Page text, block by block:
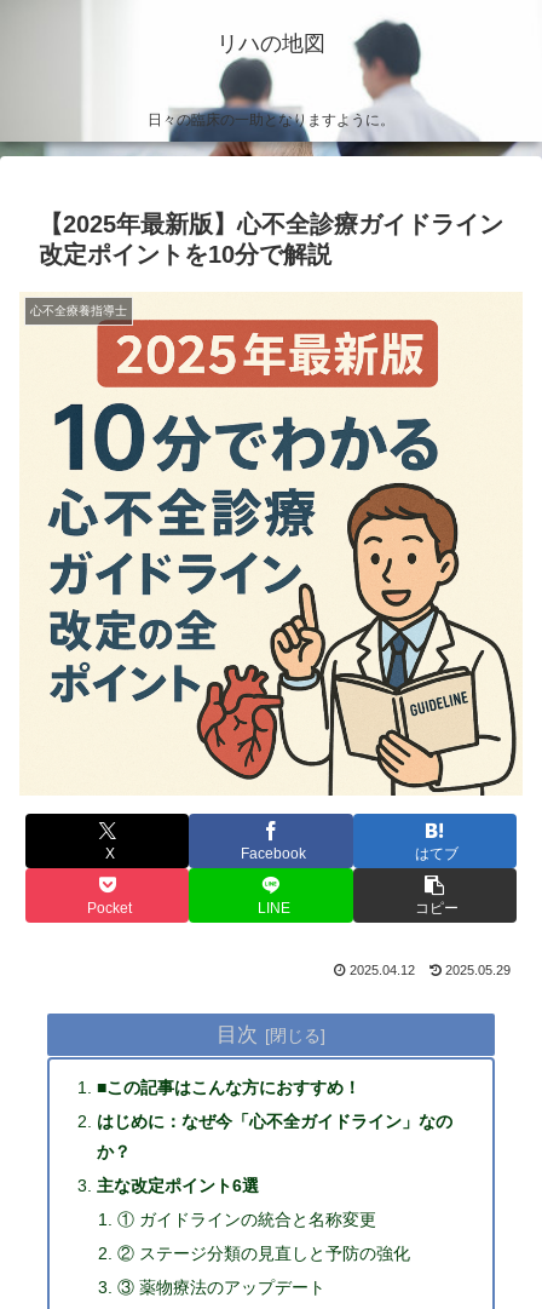
リハの地図
日々の臨床の一助となりますように。
【2025年最新版】心不全診療ガイドライン
改定ポイントを10分で解説
心不全療養指導士
X Facebook はてブ
Pocket LINE コピー
2025.04.12 2025.05.29
目次
■この記事はこんな方におすすめ！
はじめに：なぜ今「心不全ガイドライン」なの
か？
主な改定ポイント6選
① ガイドラインの統合と名称変更
② ステージ分類の見直しと予防の強化
③ 薬物療法のアップデート